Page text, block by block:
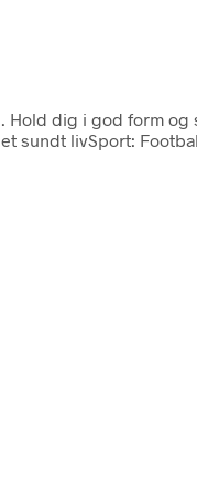
. Hold dig i god form
sundt livSport: